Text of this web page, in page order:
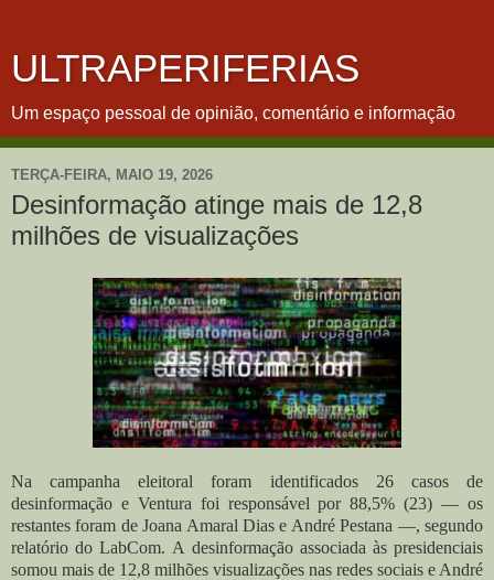
ULTRAPERIFERIAS
Um espaço pessoal de opinião, comentário e informação
TERÇA-FEIRA, MAIO 19, 2026
Desinformação atinge mais de 12,8
milhões de visualizações
Na campanha eleitoral foram identificados 26 casos de
desinformação e Ventura foi responsável por 88,5% (23) — os
restantes foram de Joana Amaral Dias e André Pestana —, segundo
relatório do LabCom. A desinformação associada às presidenciais
somou mais de 12,8 milhões visualizações nas redes sociais e André